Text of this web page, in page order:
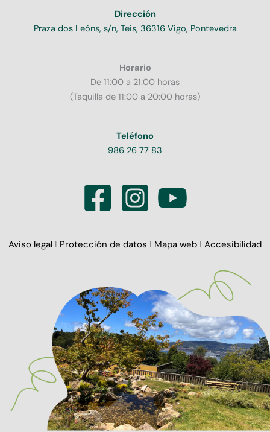
Dirección
Praza dos Leóns, s/n, Teis, 36316 Vigo, Pontevedra
Horario
De 11:00 a 21:00 horas
(Taquilla de 11:00 a 20:00 horas)
Teléfono
986 26 77 83
Aviso legal I Protección de datos I Mapa web I Accesibilidad